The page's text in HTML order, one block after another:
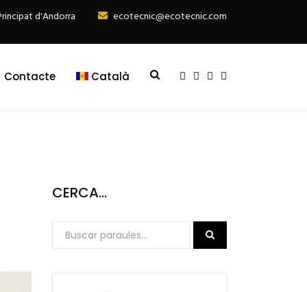
d'Andorra ecotecnic@ecotecnic.com
Contacte Català
CERCA…